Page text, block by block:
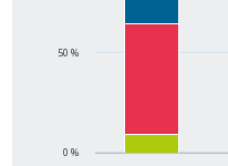
0 %
50 %